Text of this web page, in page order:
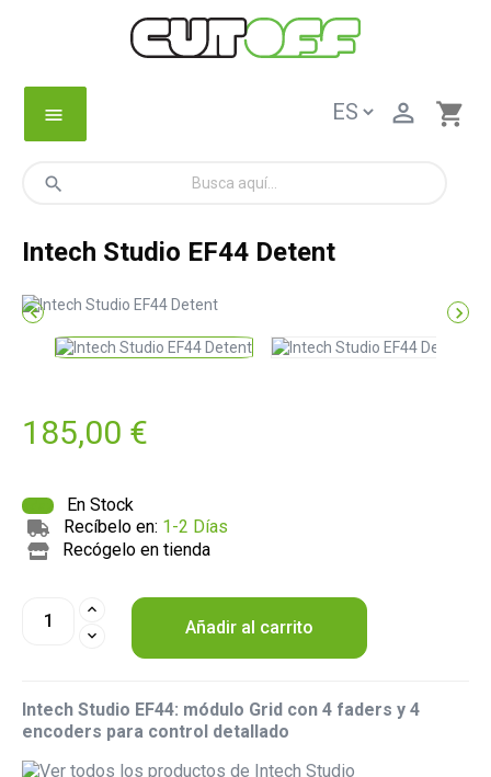
menu shopping_cart

search
Intech Studio EF44 Detent
 
185,00 €
En Stock
Recíbelo en: 1-2 Días
Recógelo en tienda
Añadir al carrito
Intech Studio EF44: módulo Grid con 4 faders y 4
encoders para control detallado